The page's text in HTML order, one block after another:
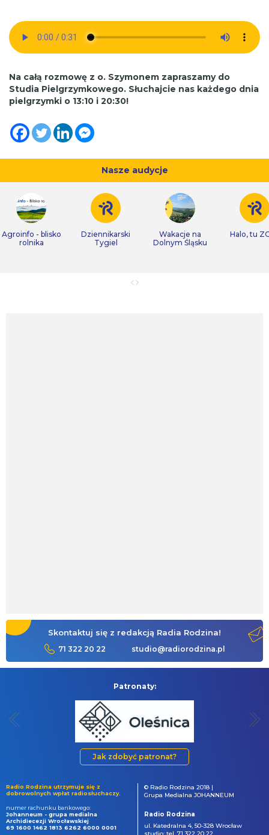
Na całą rozmowę z o. Szymonem zapraszamy do
Studia Pielgrzymkowego. Słuchajcie nas każdego dnia
pielgrzymki o 13:10 i 20:30!
Nasze audycje
Agroinfo - blisko
rolnika
Dziennikarski
Tygiel
Wakacje na
Dolnym Śląsku
Halo, tu
Skontaktuj się z redakcją Radia Rodzina!
71 322 20 22 studio@radiorodzina.pl
Patronaty:
Jak zdobyć patronat?
Radio Rodzina utrzymuje się z
dobrowolnych wpłat radiosłuchaczy.
numer rachunku bankowego:
Johanneum - grupa medialna
Archidiecezji Wrocławskiej
69 1600 1462 1813 6262 6000 0001
© Radio Rodzina 2018 |
Grupa Medialna JOHANNEUM
Radio Rodzina
ul. Katedralna 4, 50-328 Wrocław
studio: tel. 71 322 20 22